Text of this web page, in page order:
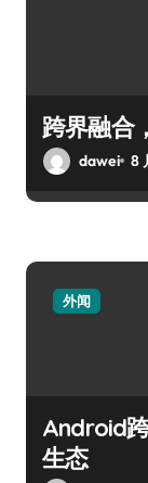
跨界融合
dawei 8
外闻
Android
生态